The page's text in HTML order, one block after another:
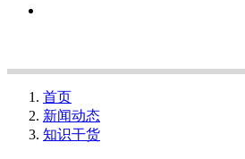
首页
新闻动态
知识干货